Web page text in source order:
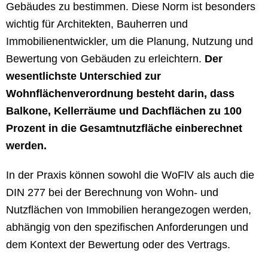
Gebäudes zu bestimmen. Diese Norm ist besonders
wichtig für Architekten, Bauherren und
Immobilienentwickler, um die Planung, Nutzung und
Bewertung von Gebäuden zu erleichtern. Der
wesentlichste Unterschied zur
Wohnflächenverordnung besteht darin, dass
Balkone, Kellerräume und Dachflächen zu 100
Prozent in die Gesamtnutzfläche einberechnet
werden.
In der Praxis können sowohl die WoFlV als auch die
DIN 277 bei der Berechnung von Wohn- und
Nutzflächen von Immobilien herangezogen werden,
abhängig von den spezifischen Anforderungen und
dem Kontext der Bewertung oder des Vertrags.